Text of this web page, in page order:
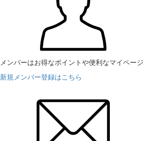
メンバーはお得なポイントや便利なマイペー
新規メンバー登録はこちら